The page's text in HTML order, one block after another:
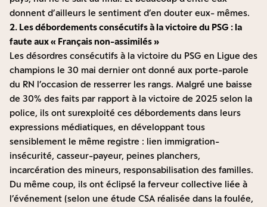
donnent d’ailleurs le sentiment d’en douter eux- mêmes.
2. Les débordements consécutifs à la victoire du PSG : la
faute aux « Français non-assimilés »
Les désordres consécutifs à la victoire du PSG en Ligue des
champions le 30 mai dernier ont donné aux porte-parole
du RN l’occasion de resserrer les rangs. Malgré une baisse
de 30% des faits par rapport à la victoire de 2025 selon la
police, ils ont surexploité ces débordements dans leurs
expressions médiatiques, en développant tous
sensiblement le même registre : lien immigration-
insécurité, casseur-payeur, peines planchers,
incarcération des mineurs, responsabilisation des familles.
Du même coup, ils ont éclipsé la ferveur collective liée à
l’événement (selon une étude CSA réalisée dans la foulée,